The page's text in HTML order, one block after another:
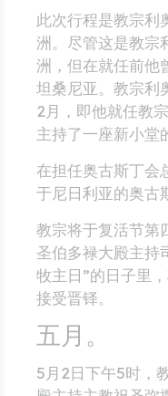
此次行程是教宗利
洲。尽管这是教宗
洲，但在就任前他
坦桑尼亚。教宗利
2月，即他就任教
主持了一座新小堂
在担任奥古斯丁会
于尼日利亚的奥古
教宗将于复活节第
圣伯多禄大殿主持
牧主日”的日子里
接受晋铎。
五月。
5月2日下午5时，